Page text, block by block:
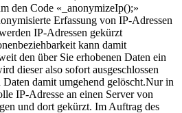
den Code «_anonymizeIp();»
Erfassung von IP-Adressen
IP-Adressen gekürzt
kann damit
den über Sie erhobenen Daten ein
dieser also sofort ausgeschlossen
Daten damit umgehend gelöscht.Nur in
IP-Adresse an einen Server von
und dort gekürzt. Im Auftrag des